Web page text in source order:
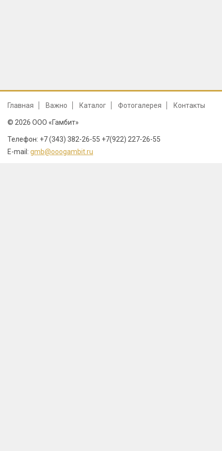
Главная Важно Каталог Фотогалерея Контакты
© 2026 ООО «Гамбит»
Телефон: +7 (343) 382-26-55 +7(922) 227-26-55
E-mail: gmb@ooogambit.ru